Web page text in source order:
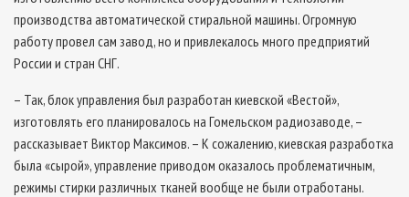
производства автоматической стиральной машины. Огромную
работу провел сам завод, но и привлекалось много предприятий
России и стран СНГ.
– Так, блок управления был разработан киевской «Вестой»,
изготовлять его планировалось на Гомельском радиозаводе, –
рассказывает Виктор Максимов. – К сожалению, киевская разработка
была «сырой», управление приводом оказалось проблематичным,
режимы стирки различных тканей вообще не были отработаны.